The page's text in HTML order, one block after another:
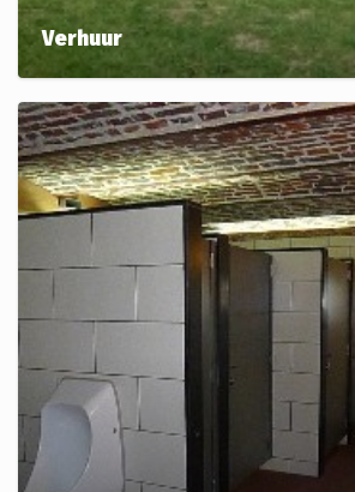
Verhuur
Geen eigen kampeermiddel? Geen
appartement of een luxe chalet!